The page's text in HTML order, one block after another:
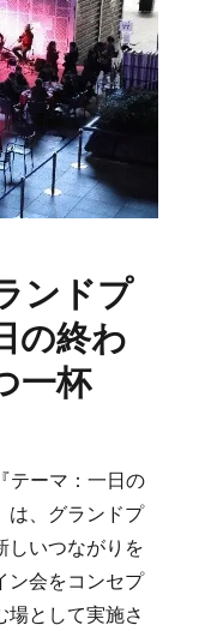
ンドプ
の終わ
一杯
テーマ：一日の
は、グランドプ
しいつながりを
ン会をコンセプ
場として実施さ